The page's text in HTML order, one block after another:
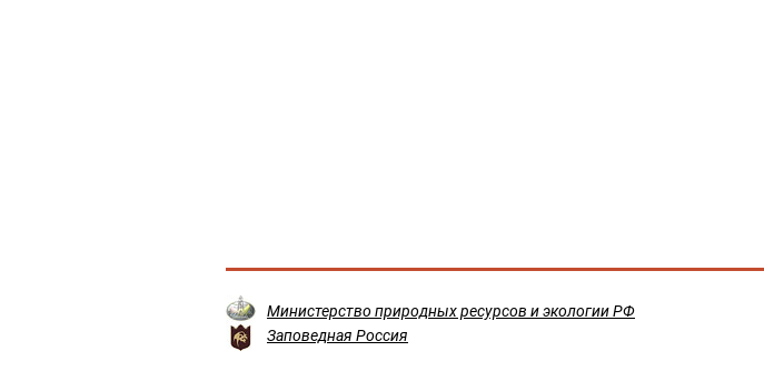
Министерство природных ресурсов и экологии РФ
Заповедная Россия